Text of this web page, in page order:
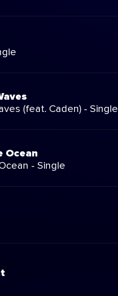
(feat. Caden) - Single
Ocean
- Single